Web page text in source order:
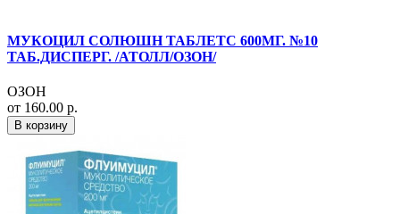
МУКОЦИЛ СОЛЮШН ТАБЛЕТС 600МГ. №10
ТАБ.ДИСПЕРГ. /АТОЛЛ/ОЗОН/
ОЗОН
от 160.00 р.
В корзину